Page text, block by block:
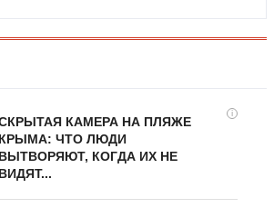
i
КАМЕРА НА ПЛЯЖЕ
КРЫМА: ЧТО ЛЮДИ
ВЫТВОРЯЮТ, КОГДА ИХ НЕ
ВИДЯТ...